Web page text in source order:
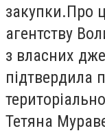
закупки.Про
агентству
з власних
підтвердила
Тетяна